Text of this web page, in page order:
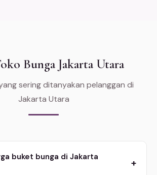
Bunga Jakarta Utara
sering ditanyakan pelanggan di
Jakarta Utara
buket bunga di Jakarta
+